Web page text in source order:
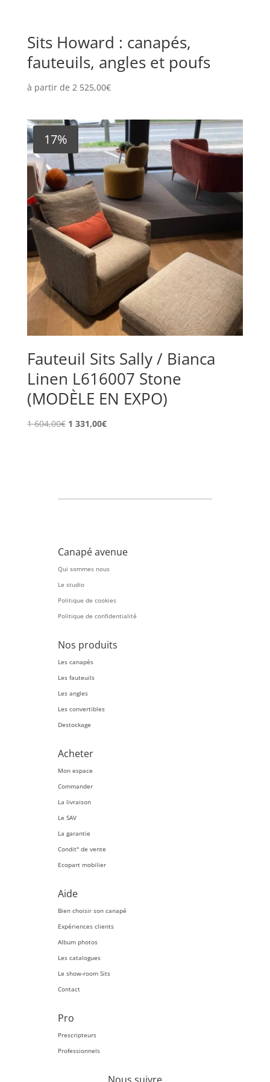
Sits Howard : canapés,
fauteuils, angles et poufs
à partir de 2 525,00€
17%
Fauteuil Sits Sally / Bianca
Linen L616007 Stone
(MODÈLE EN EXPO)
1 604,00€ Le
1 331,00€Le
Canapé avenue
Qui sommes nous
Le studio
Politique de cookies
Politique de confidentialité
Nos produits
Les canapés
Les fauteuils
Les angles
Les convertibles
Destockage
Acheter
Mon espace
Commander
La livraison
Le SAV
La garantie
Condit° de vente
Ecopart mobilier
Aide
Bien choisir son canapé
Expériences clients
Album photos
Les catalogues
Le show-room Sits
Contact
Pro
Prescripteurs
Professionnels